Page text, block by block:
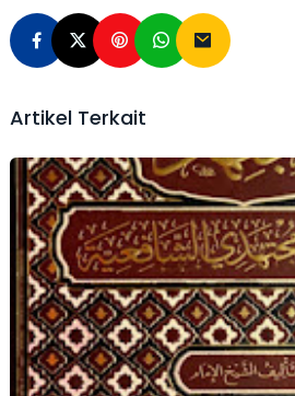
Artikel Terkait